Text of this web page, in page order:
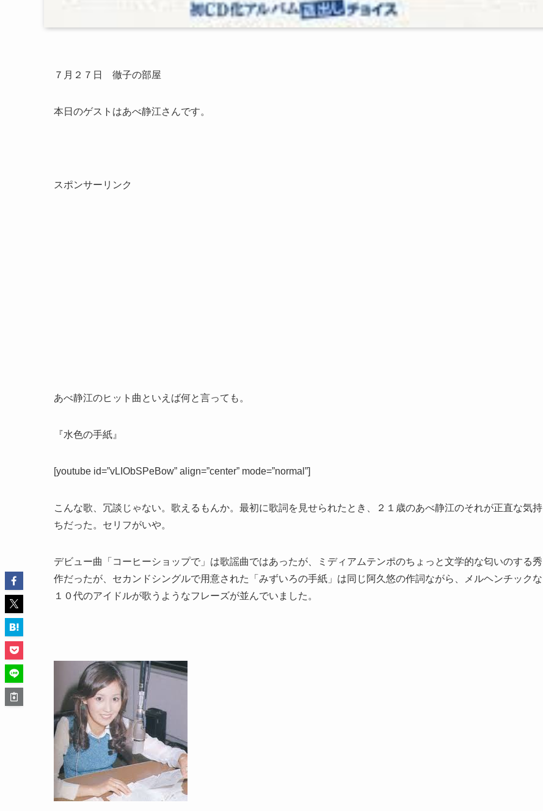
７月２７日 徹子の部屋
本日のゲストはあべ静江さんです。
スポンサーリンク
あべ静江のヒット曲といえば何と言っても。
『水色の手紙』
[youtube id=”vLIObSPeBow” align=”center” mode=”normal”]
こんな歌、冗談じゃない。歌えるもんか。最初に歌詞を見せられたとき、２１歳のあべ静江のそれが正直な気持
ちだった。セリフがいや。
デビュー曲「コーヒーショップで」は歌謡曲ではあったが、ミディアムテンポのちょっと文学的な匂いのする秀
作だったが、セカンドシングルで用意された「みずいろの手紙」は同じ阿久悠の作詞ながら、メルヘンチックな
１０代のアイドルが歌うようなフレーズが並んでいました。